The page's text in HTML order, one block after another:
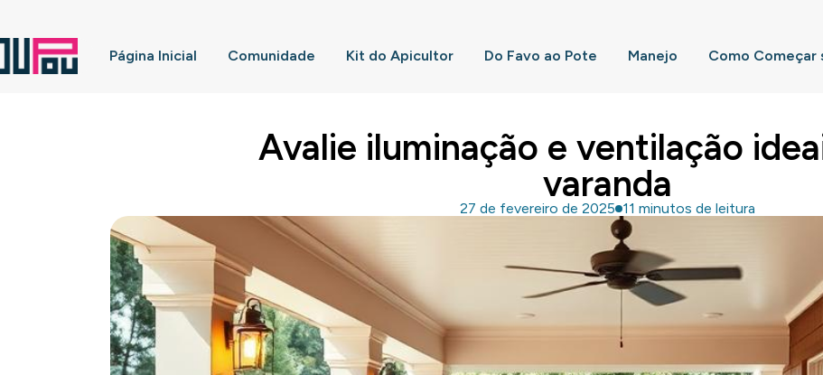
Página Inicial Comunidade Kit do Apicultor Do Favo ao Pote Manejo Como Começar
Avalie iluminação e ventilação
varanda
27 de fevereiro de 2025 11 minutos de leitura